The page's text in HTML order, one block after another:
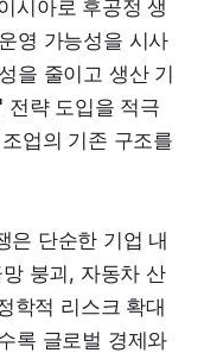
시아로 후공정 생
영 가능성을 시사
을 줄이고 생산 기
전략 도입을 적극
업의 기존 구조를
은 단순한 기업 내
붕괴, 자동차 산
학적 리스크 확대
록 글로벌 경제와